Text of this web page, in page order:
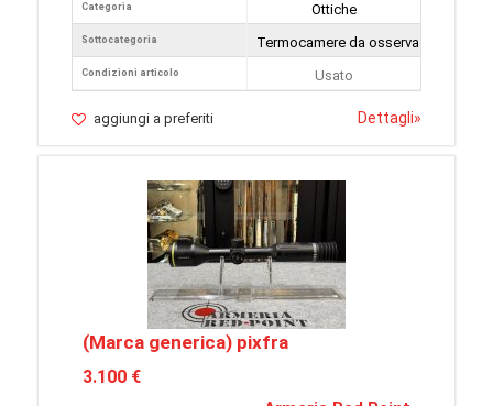
Categoria
Sottocategoria
Condizioni articolo
Ottiche
Termocamere da osservazione
Usato
aggiungi a preferiti Dettagli»
(Marca generica) pixfra
3.100 €